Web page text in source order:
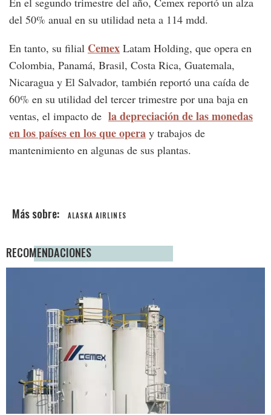
del 50% anual en su utilidad neta a 114 mdd.
En tanto, su filial Cemex Latam Holding, que opera en
Colombia, Panamá, Brasil, Costa Rica, Guatemala,
Nicaragua y El Salvador, también reportó una caída de
60% en su utilidad del tercer trimestre por una baja en
ventas, el impacto de la depreciación de las monedas
en los países en los que opera y trabajos de
mantenimiento en algunas de sus plantas.
ALASKA AIRLINES
RECOMENDACIONES